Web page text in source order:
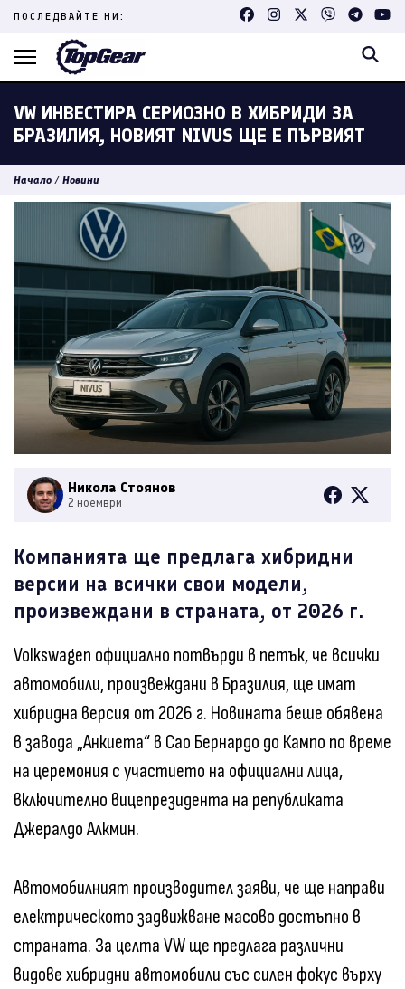
Skip
content
ПОСЛЕДВАЙТЕ НИ:
VW ИНВЕСТИРА СЕРИОЗНО В ХИБРИДИ ЗА
БРАЗИЛИЯ, НОВИЯТ NIVUS ЩЕ Е ПЪРВИЯТ
Начало / Новини
Никола Стоянов
2 ноември
Компанията ще предлага хибридни
версии на всички свои модели,
произвеждани в страната, от 2026 г.
Volkswagen официално потвърди в петък, че всички
автомобили, произвеждани в Бразилия, ще имат
хибридна версия от 2026 г. Новината беше обявена
в завода „Анкиета“ в Сао Бернардо до Кампо по време
на церемония с участието на официални лица,
включително вицепрезидента на републиката
Джералдо Алкмин.
Автомобилният производител заяви, че ще направи
електрическото задвижване масово достъпно в
страната. За целта VW ще предлага различни
видове хибридни автомобили със силен фокус върху